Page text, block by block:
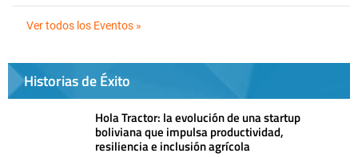
Ver todos los Eventos »
Historias de Éxito
Hola Tractor: la evolución de una startup
boliviana que impulsa productividad,
resiliencia e inclusión agrícola